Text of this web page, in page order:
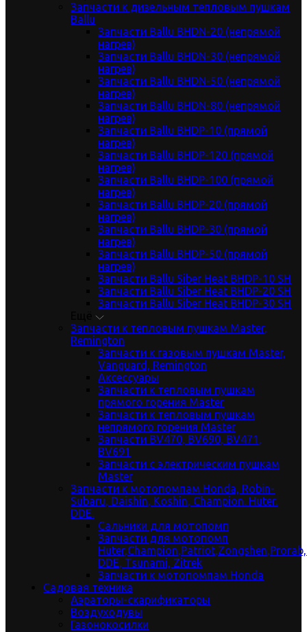
Запчасти к дизельным тепловым пушкам
Ballu
Запчасти Ballu BHDN-20 (непрямой
нагрев)
Запчасти Ballu BHDN-30 (непрямой
нагрев)
Запчасти Ballu BHDN-50 (непрямой
нагрев)
Запчасти Ballu BHDN-80 (непрямой
нагрев)
Запчасти Ballu BHDP-10 (прямой
нагрев)
Запчасти Ballu BHDP-120 (прямой
нагрев)
Запчасти Ballu BHDP-100 (прямой
нагрев)
Запчасти Ballu BHDP-20 (прямой
нагрев)
Запчасти Ballu BHDP-30 (прямой
нагрев)
Запчасти Ballu BHDP-50 (прямой
нагрев)
Запчасти Ballu Siber Heat BHDP-10 SH
Запчасти Ballu Siber Heat BHDP-20 SH
Запчасти Ballu Siber Heat BHDP-30 SH
Запчасти к тепловым пушкам Master,
Remington
Запчасти к газовым пушкам Master,
Vanguard, Remington
Аксессуары
Запчасти к тепловым пушкам
прямого горения Master
Запчасти к тепловым пушкам
непрямого горения Master
Запчасти BV470, BV690, BV471,
BV691
Запчасти с электрическим пушкам
Master
Запчасти к мотопомпам Honda, Robin-
Subaru, Daishin, Koshin, Champion. Huter.
DDE.
Сальники для мотопомп
Запчасти для мотопомп
DDE, Tsunami, Zitrek
Запчасти к мотопомпам Honda
Садовая техника
Аэраторы-скарификаторы
Воздуходувы
Газонокосилки